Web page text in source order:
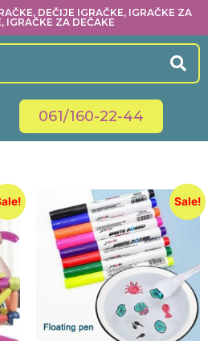
DEČIJE IGRAČKE, IGRAČKE ZA
IGRAČKE ZA DEČAKE
061/160-22-44
Sale!